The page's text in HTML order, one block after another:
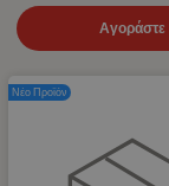
Αγοράστε
Νέο Προϊόν